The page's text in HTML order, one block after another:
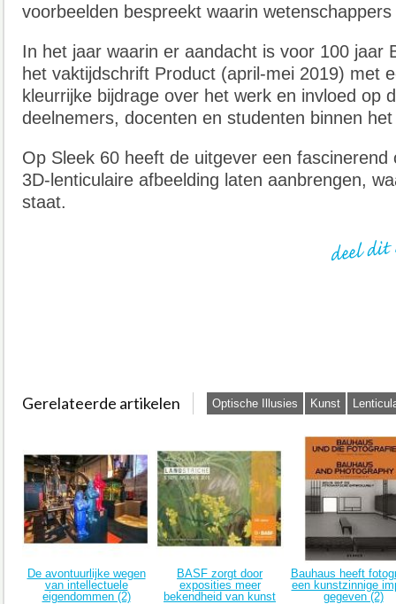
voorbeelden bespreekt waarin
In het jaar waarin er aandacht is voor 100 jaar
het vaktijdschrift Product (april-mei 2019) met
kleurrijke bijdrage over het werk en invloed op
deelnemers, docenten en studenten binnen
Op Sleek 60 heeft de uitgever een fascinerend
3D-lenticulaire afbeelding laten aanbrengen,
staat.
Gerelateerde artikelen Optische Illusies Kunst
De avontuurlijke wegen
van intellectuele
eigendommen (2)
BASF zorgt door
exposities meer
bekendheid van kunst
Bauhaus heeft
een kunstzinnige
gegeven (2)